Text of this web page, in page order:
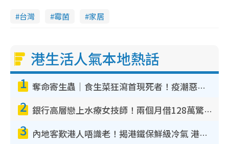
台灣 霉菌 家居
港生活人氣本地熱話
1 奪命寄生蟲｜食生菜狂瀉首現死者！疫潮惡化錄1.8萬宗病例 揭洗菜3大謬誤
2 銀行高層戀上水療女技師！兩個月借128萬驚覺「沉船」沉落火海 揭背後疑似邪教操控賣淫
3 內地客歎港人唔識老！揭港鐵保鮮級冷氣 港人求放過：咪投訴